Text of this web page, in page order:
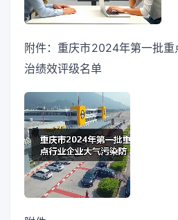
附件：重庆市2024年第一批
治绩效评级名单